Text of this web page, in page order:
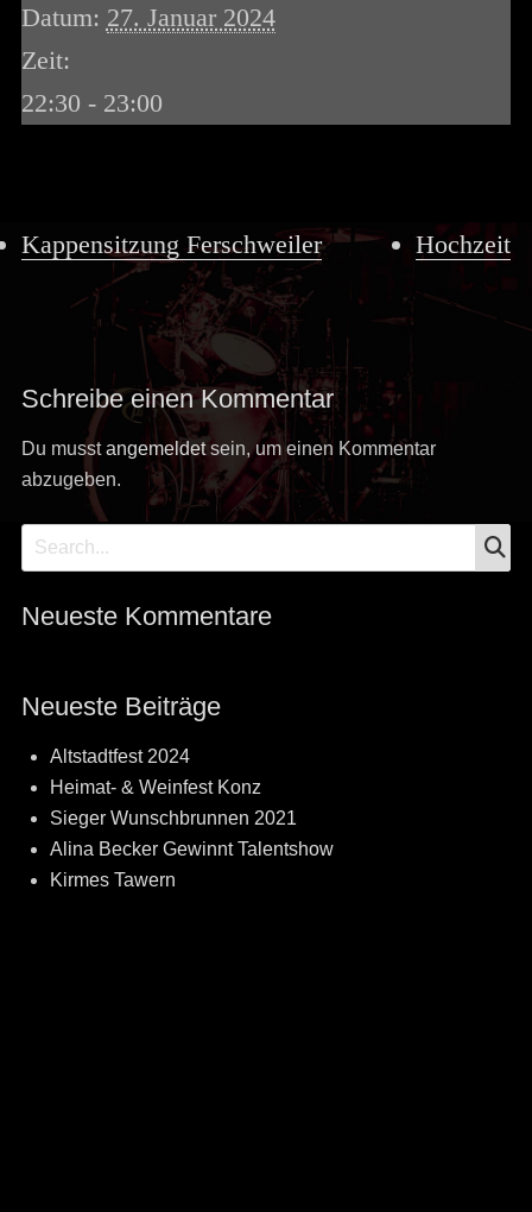
Datum: 27. Januar 2024
Zeit:
22:30 - 23:00
Kappensitzung Ferschweiler Hochzeit
Schreibe einen Kommentar
Du musstangemeldetsein, um einen Kommentar
abzugeben.
Search
for:
Neueste Kommentare
Neueste Beiträge
Altstadtfest 2024
Heimat- & Weinfest Konz
Sieger Wunschbrunnen 2021
Alina Becker Gewinnt Talentshow
Kirmes Tawern